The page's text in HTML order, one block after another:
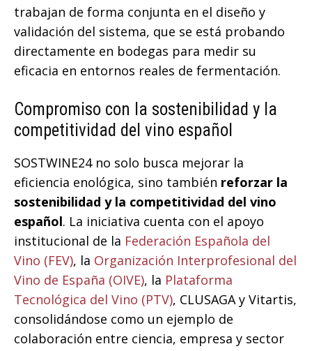
trabajan de forma conjunta en el diseño y
validación del sistema, que se está probando
directamente en bodegas para medir su
eficacia en entornos reales de fermentación.
Compromiso con la sostenibilidad y la
competitividad del vino español
SOSTWINE24 no solo busca mejorar la
eficiencia enológica, sino también reforzar la
sostenibilidad y la competitividad del vino
español. La iniciativa cuenta con el apoyo
institucional de la Federación Española del
Vino (FEV), la Organización Interprofesional del
Vino de España (OIVE), la Plataforma
Tecnológica del Vino (PTV), CLUSAGA y Vitartis,
consolidándose como un ejemplo de
colaboración entre ciencia, empresa y sector